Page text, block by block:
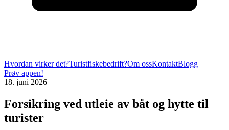
Hvordan virker det?Turistfiskebedrift?Om ossKontaktBlogg
Prøv appen!
18. juni 2026
Forsikring ved utleie av båt og hytte til
turister